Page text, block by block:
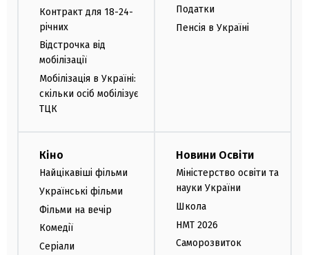
Контракт для 18-24-
річних
Відстрочка від
мобілізації
Мобілізація в Україні:
скільки осіб мобілізує
ТЦК
Податки
Пенсія в Україні
Кіно
Найцікавіші фільми
Українські фільми
Фільми на вечір
Комедії
Серіали
Новини Освіти
Міністерство освіти та
науки України
Школа
НМТ 2026
Саморозвиток